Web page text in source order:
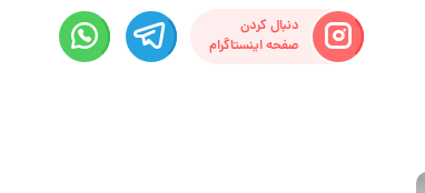
دنبال کردن
صفحه اینستاگرام